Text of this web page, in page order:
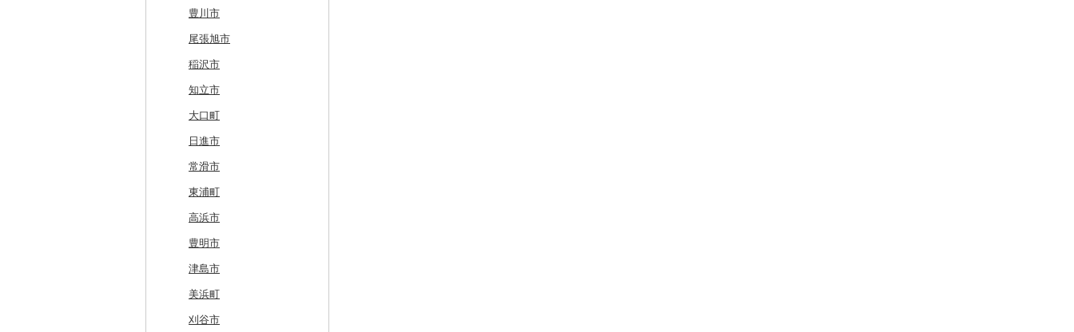
北見市
登別市
訓子府町
室蘭市
士幌町
倶知安町
天塩町
京極町
新十津川町
江別市
蘭越町
幌加内町
古平町
大熊町
浅川町
相馬市
中島村
伊達市
川内村
平田村
飯舘村
矢祭町
楢葉町
湯川村
那珂市
筑西市
八千代町
古河市
鴻巣市
嵐山町
越谷市
小川町
滑川町
本庄市
熊谷市
白岡市
ときがわ町
朝霞市
美里町
行田市
深谷市
成田市
富津市
浦安市
松戸市
柏市
匝瑳市
市川市
市原市
大田区
豊島区
西東京市
羽村市
小川村
宮田村
飯綱町
栄村
松川町
坂城町
富士見町
塩尻市
諏訪市
小谷村
松川村
生坂村
南相木村
白川町
各務原市
美濃市
揖斐川町
美濃加茂市
北方町
可児市
岐阜市
坂祝町
三島市
静岡県（県庁）
牧之原市
菊川市
長泉町
豊川市
尾張旭市
稲沢市
知立市
大口町
日進市
常滑市
東浦町
高浜市
豊明市
津島市
美浜町
刈谷市